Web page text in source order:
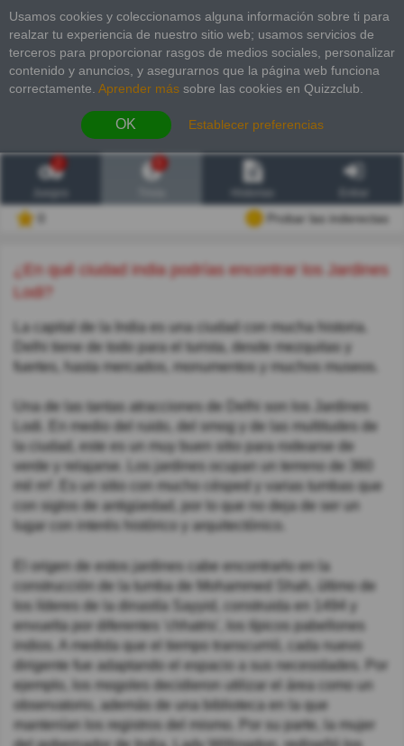
Usamos cookies y coleccionamos alguna información sobre ti para
realzar tu experiencia de nuestro sitio web; usamos servicios de
terceros para proporcionar rasgos de medios sociales, personalizar
contenido y anuncios, y asegurarnos que la página web funciona
correctamente. Aprender más sobre las cookies en Quizzclub.
OK Establecer preferencias
2
Probar las inderectas
¿En qué ciudad india podrías encontrar los Jardines
Lodi?
La capital de la India es una ciudad con mucha historia.
Delhi tiene de todo para el turista, desde mezquitas y
fuertes, hasta mercados, monumentos y muchos museos.
Una de las tantas atracciones de Delhi son los Jardines
Lodi. En medio del ruido, del smog y de las multitudes de
la ciudad, este es un muy buen sitio para rodearse de
verde y relajarse. Los jardines ocupan un terreno de 360
mil m². Es un sitio con mucho césped y varias tumbas que
con siglos de antigüedad, por lo que no deja de ser un
lugar con interés histórico y arquitectónico.
El origen de estos jardines cabe encontrarlo en la
construcción de la tumba de Mohammed Shah, último de
los líderes de la dinastía Sayyid, construida en 1494 y
envuelta por diferentes 'chhatris', los típicos pabellones
indios. A medida que el tiempo transcurrió, cada nuevo
dirigente fue adaptando el espacio a sus necesidades. Por
ejemplo, los mogoles decidieron utilizar el área como un
observatorio, además de una biblioteca en la que
mantenían los registros del mismo. Por su parte, la mujer